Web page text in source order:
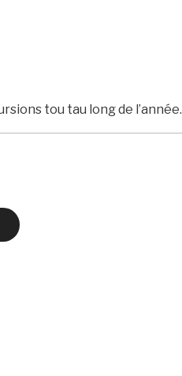
tou tau long de l’année.